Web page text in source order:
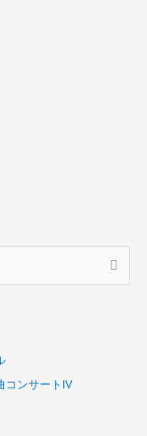
コンサートⅣ